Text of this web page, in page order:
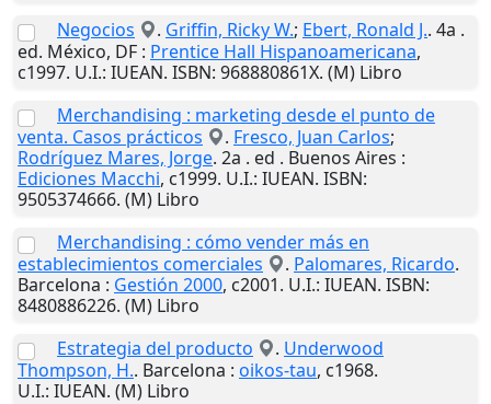
Negocios
. Griffin, Ricky W.; Ebert, Ronald J.. 4a .
ed. México, DF : Prentice Hall Hispanoamericana,
c1997. U.I.: IUEAN. ISBN: 968880861X. (M) Libro
Merchandising : marketing desde el punto de
venta. Casos prácticos
. Fresco, Juan Carlos;
Rodríguez Mares, Jorge. 2a . ed . Buenos Aires :
Ediciones Macchi, c1999. U.I.: IUEAN. ISBN:
9505374666. (M) Libro
Merchandising : cómo vender más en
establecimientos comerciales
. Palomares, Ricardo.
Barcelona : Gestión 2000, c2001. U.I.: IUEAN. ISBN:
8480886226. (M) Libro
Estrategia del producto
. Underwood
Thompson, H.. Barcelona : oikos-tau, c1968.
U.I.: IUEAN. (M) Libro